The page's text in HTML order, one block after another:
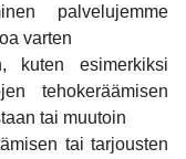
palvelujemme
varten
kuten esimerkiksi
tehokeräämisen
tai muutoin
tai tarjousten